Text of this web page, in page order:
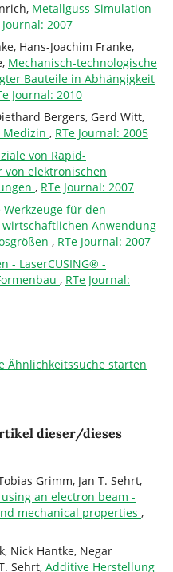
Metallguss-Simulation
Journal: 2007
Hans-Joachim Franke,
Mechanisch-technologische
Bauteile in Abhängigkeit
Journal: 2010
Bergers, Gerd Witt,
, RTe Journal: 2005
von Rapid-
von elektronischen
, RTe Journal: 2007
Werkzeuge für den
wirtschaftlichen Anwendung
, RTe Journal: 2007
- LaserCUSING® -
, RTe Journal:
Ähnlichkeitssuche starten
dieser/dieses
Grimm, Jan T. Sehrt,
an electron beam -
mechanical properties ,
Nick Hantke, Negar
Sehrt, Additive Herstellung